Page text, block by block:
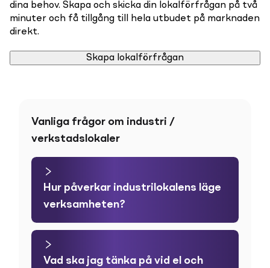
dina behov. Skapa och skicka din lokalförfrågan på två
minuter och få tillgång till hela utbudet på marknaden
direkt.
Skapa lokalförfrågan
Vanliga frågor om industri /
verkstadslokaler
Hur påverkar industrilokalens läge
verksamheten?
Vad ska jag tänka på vid el och